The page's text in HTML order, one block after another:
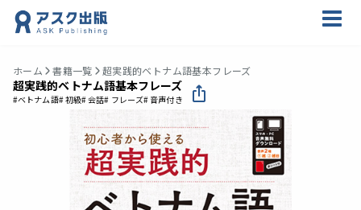
ホーム 書籍一覧 超実践的ベトナム語基本フレーズ
超実践的ベトナム語基本フレーズ
#ベトナム語# 初級# 会話# フレーズ# 音声付き